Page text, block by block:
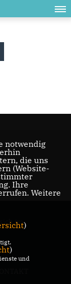
im
notwendig
die uns
(Website-
Ihre
Weitere
)
)
und